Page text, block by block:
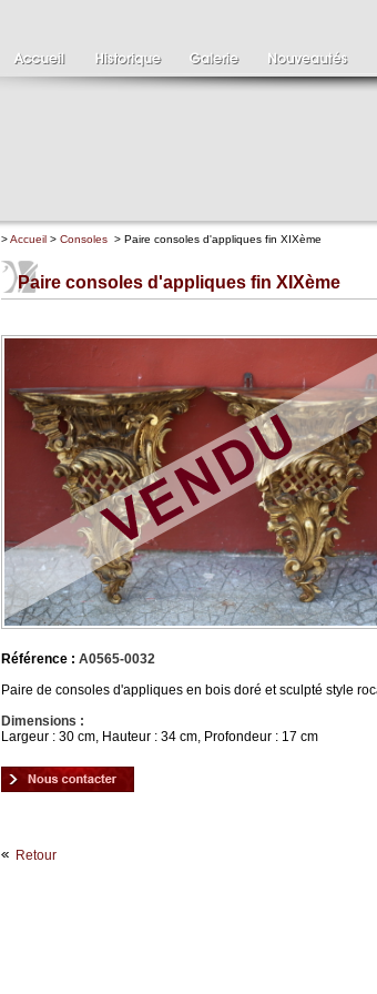
Clément SERVEAU
1886-1972
Clément SERVEAU 1886-
1972 "Portrait de Boxer"
Hui...
2 500 €
>Accueil > Consoles > Paire consoles d'appliques fin XIXème
Paire consoles d'appliques fin XIXème
Référence : A0565-0032
Paire de consoles d'appliques en bois doré et sculpté style
Dimensions :
Largeur : 30 cm, Hauteur : 34 cm, Profondeur : 17 cm
Retour